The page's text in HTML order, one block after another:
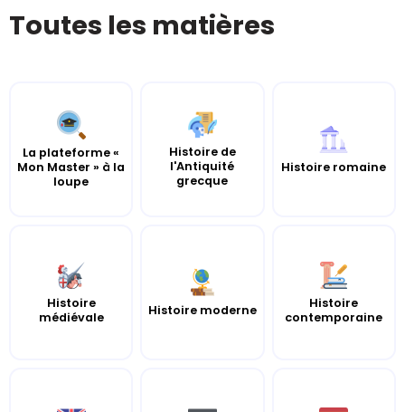
Toutes les matières
La plateforme «
Mon Master » à la
loupe
Histoire de
l'Antiquité
grecque
Histoire romaine
Histoire
médiévale
Histoire moderne
Histoire
contemporaine